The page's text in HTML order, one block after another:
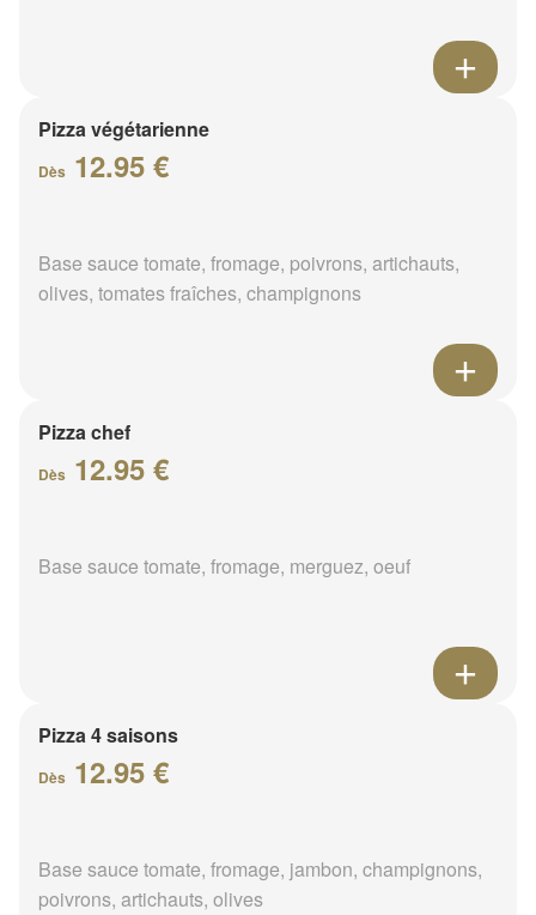
Pizza végétarienne
Dès 12.95 €
Base sauce tomate, fromage, poivrons, artichauts,
olives, tomates fraîches, champignons
Pizza chef
Dès 12.95 €
Base sauce tomate, fromage, merguez, oeuf
Pizza 4 saisons
Dès 12.95 €
Base sauce tomate, fromage, jambon, champignons,
poivrons, artichauts, olives